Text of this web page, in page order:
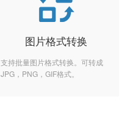
图片格式转换
支持批量图片格式转换。可转成
JPG，PNG，GIF格式。